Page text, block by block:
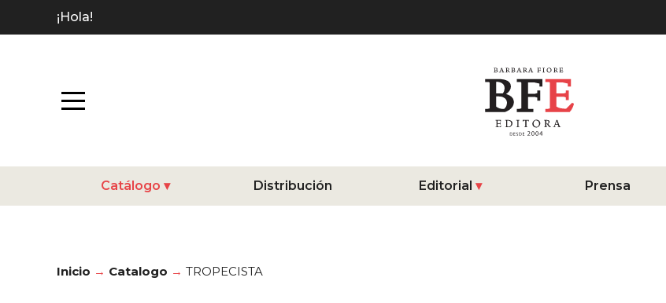
¡Hola!
Catálogo Distribución Editorial Prensa
Inicio Catalogo TROPECISTA